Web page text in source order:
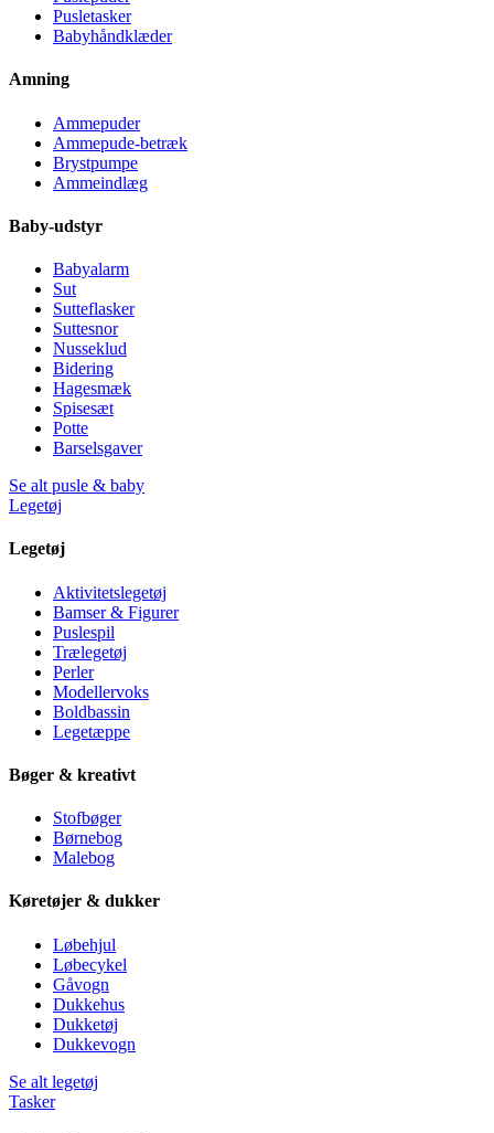
Pusletasker
Babyhåndklæder
Amning
Ammepuder
Ammepude-betræk
Brystpumpe
Ammeindlæg
Baby-udstyr
Babyalarm
Sut
Sutteflasker
Suttesnor
Nusseklud
Bidering
Hagesmæk
Spisesæt
Potte
Barselsgaver
Se alt pusle & baby
Legetøj
Legetøj
Aktivitetslegetøj
Bamser & Figurer
Puslespil
Trælegetøj
Perler
Modellervoks
Boldbassin
Legetæppe
Bøger & kreativt
Stofbøger
Børnebog
Malebog
Køretøjer & dukker
Løbehjul
Løbecykel
Gåvogn
Dukkehus
Dukketøj
Dukkevogn
Se alt legetøj
Tasker